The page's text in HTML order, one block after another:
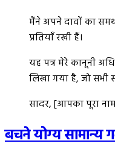
मैंने अपने दावों का
प्रतियाँ रखी हैं।
यह पत्र मेरे कानूनी
लिखा गया है, जो सभी
सादर, [आपका पूरा
बचने योग्य सामान्य